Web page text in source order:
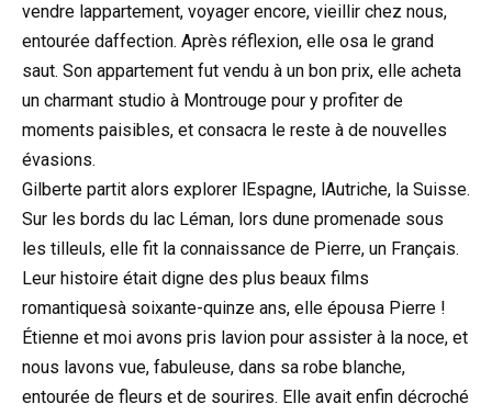
vendre lappartement, voyager encore, vieillir chez nous,
entourée daffection. Après réflexion, elle osa le grand
saut. Son appartement fut vendu à un bon prix, elle acheta
un charmant studio à Montrouge pour y profiter de
moments paisibles, et consacra le reste à de nouvelles
évasions.
Gilberte partit alors explorer lEspagne, lAutriche, la Suisse.
Sur les bords du lac Léman, lors dune promenade sous
les tilleuls, elle fit la connaissance de Pierre, un Français.
Leur histoire était digne des plus beaux films
romantiquesà soixante-quinze ans, elle épousa Pierre !
Étienne et moi avons pris lavion pour assister à la noce, et
nous lavons vue, fabuleuse, dans sa robe blanche,
entourée de fleurs et de sourires. Elle avait enfin décroché